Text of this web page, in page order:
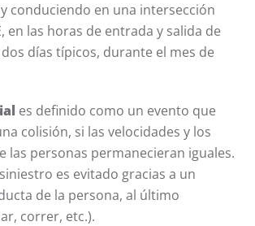
conduciendo en una intersección
en las horas de entrada y salida de
días típicos, durante el mes de
es definido como un evento que
colisión, si las velocidades y los
las personas permanecieran iguales.
es evitado gracias a un
de la persona, al último
correr, etc.).